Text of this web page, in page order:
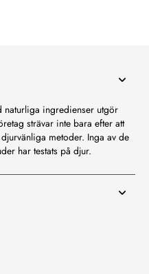
naturliga ingredienser utgör
strävar inte bara efter att
metoder. Inga av de
har testats på djur.